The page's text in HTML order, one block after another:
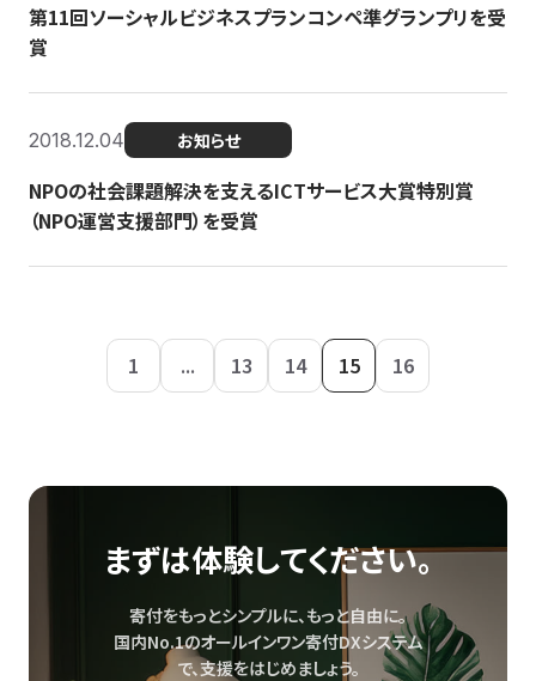
第11回ソーシャルビジネスプランコンペ準グランプリを受
賞
2018.12.04 お知らせ
NPOの社会課題解決を支えるICTサービス大賞特別賞
（NPO運営支援部門）を受賞
1 ... 13 14 15 16
まずは体験してください。
寄付をもっとシンプルに、もっと自由に。
国内No.1のオールインワン寄付DXシステム
で、支援をはじめましょう。